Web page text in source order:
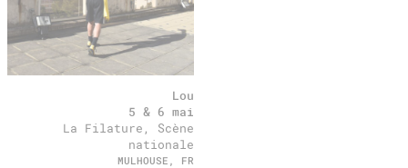
Lou
5 & 6 mai
La Filature, Scène
nationale
MULHOUSE, FR